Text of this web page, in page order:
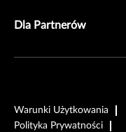
Dla Partnerów
Warunki Użytkowania
Polityka Prywatności